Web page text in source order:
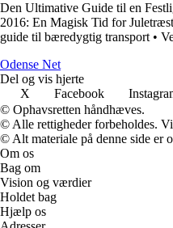
Den Ultimative Guide til en
2016: En Magisk Tid for
guide til bæredygtig transport •
Odense Net
Del og vis hjerte
X
Facebook
© Ophavsretten håndhæves.
© Alle rettigheder forbeholdes.
© Alt materiale på denne side er
Om os
Bag om
Vision og værdier
Holdet bag
Hjælp os